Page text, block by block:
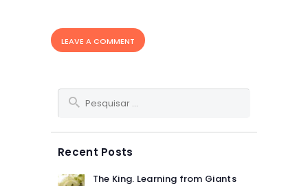
Pesquisar
por:
Recent Posts
The King. Learning from Giants